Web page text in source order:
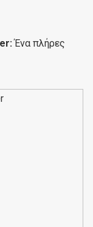
Ένα πλήρες